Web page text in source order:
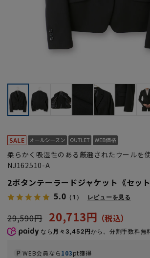
柔らかく吸湿性のある厳選されたウールを
NJ162510-A
2ボタンテーラードジャケット《セッ
5.0 （1） レビューを見る
29,590円 20,713円
なら 月々3,452円から。分割手数料無
WEB会員なら103pt獲得